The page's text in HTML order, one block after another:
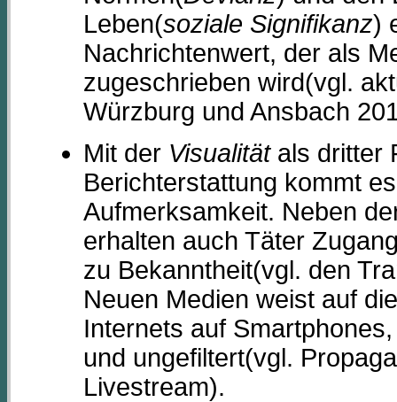
Leben(soziale Signifikanz)
Nachrichtenwert, der als
zugeschrieben wird(vgl.
Würzburg und Ansbach
Mit der Visualitätals dritter
Berichterstattung kommt
Aufmerksamkeit. Neben
erhalten auch Täter
zu Bekanntheit(vgl. den
Neuen Medien weist auf
Internets auf
und ungefiltert(vgl.
Livestream).